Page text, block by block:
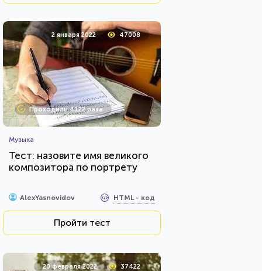
2 января 2022 47008
Проходили 4122 раза
Музыка
Тест: назовите имя великого
композитора по портрету
AlexYasnovidov HTML - код
Пройти тест
20 февраля 2022 37422